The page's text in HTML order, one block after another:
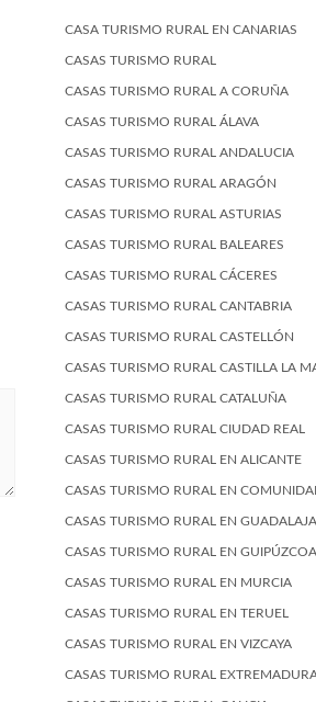
CASA TURISMO RURAL EN CANARIAS
CASAS TURISMO RURAL
CASAS TURISMO RURAL A CORUÑA
CASAS TURISMO RURAL ÁLAVA
CASAS TURISMO RURAL ANDALUCIA
CASAS TURISMO RURAL ARAGÓN
CASAS TURISMO RURAL ASTURIAS
CASAS TURISMO RURAL BALEARES
CASAS TURISMO RURAL CÁCERES
CASAS TURISMO RURAL CANTABRIA
CASAS TURISMO RURAL CASTELLÓN
CASAS TURISMO RURAL CASTILLA LA
CASAS TURISMO RURAL CATALUÑA
CASAS TURISMO RURAL CIUDAD REAL
CASAS TURISMO RURAL EN ALICANTE
CASAS TURISMO RURAL EN
CASAS TURISMO RURAL EN
CASAS TURISMO RURAL EN GUIPÚZCOA
CASAS TURISMO RURAL EN MURCIA
CASAS TURISMO RURAL EN TERUEL
CASAS TURISMO RURAL EN VIZCAYA
CASAS TURISMO RURAL